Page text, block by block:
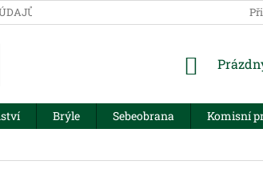
Brýle Sebeobrana Komisní